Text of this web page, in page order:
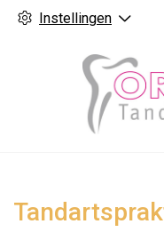
Instellingen